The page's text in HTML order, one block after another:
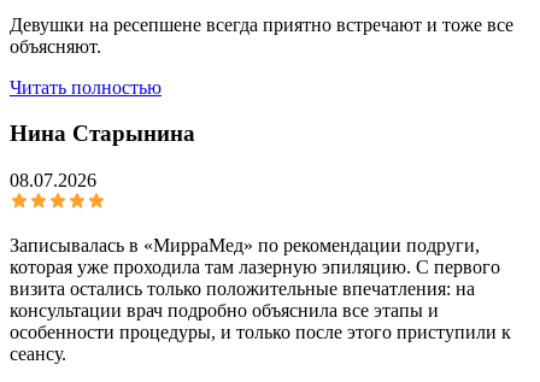
Девушки на ресепшене всегда приятно встречают и тоже все
объясняют.
Читать полностью
Нина Старынина
08.07.2026
Записывалась в «МирраМед» по рекомендации подруги,
которая уже проходила там лазерную эпиляцию. С первого
визита остались только положительные впечатления: на
консультации врач подробно объяснила все этапы и
особенности процедуры, и только после этого приступили к
сеансу.